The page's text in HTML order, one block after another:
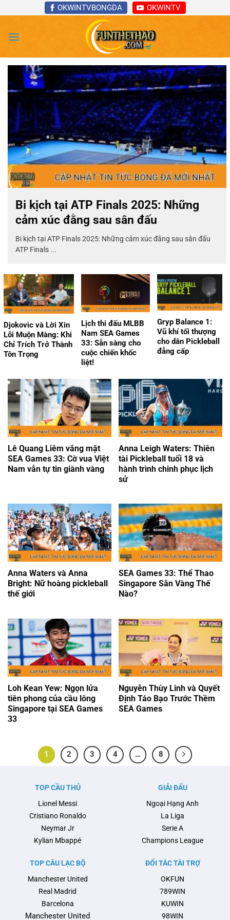
nội
OKWINTVBONGDA OKWINTV
Bi kịch tại ATP Finals 2025: Những
cảm xúc đằng sau sân đấu
Bi kịch tại ATP Finals 2025: Những cảm xúc đằng sau sân đấu
ATP Finals ...
Djokovic và Lời Xin
Lỗi Muộn Màng: Khi
Chỉ Trích Trở Thành
Tôn Trọng
Lịch thi đấu MLBB
Nam SEA Games
33: Sẵn sàng cho
cuộc chiến khốc
liệt!
Gryp Balance 1:
Vũ khí tối thượng
cho dân Pickleball
đẳng cấp
Lê Quang Liêm vắng mặt
SEA Games 33: Cờ vua Việt
Nam vẫn tự tin giành vàng
Anna Leigh Waters: Thiên
tài Pickleball tuổi 18 và
hành trình chinh phục lịch
sử
Anna Waters và Anna
Bright: Nữ hoàng pickleball
thế giới
SEA Games 33: Thể Thao
Singapore Săn Vàng Thế
Nào?
Loh Kean Yew: Ngọn lửa
tiên phong của cầu lông
Singapore tại SEA Games
33
Nguyễn Thùy Linh và Quyết
Định Táo Bạo Trước Thềm
SEA Games
1 2 3 4 … 8
TOP CẦU THỦ
Lionel Messi
Cristiano Ronaldo
Neymar Jr
Kylian Mbappé
GIẢI ĐẤU
Ngoại Hạng Anh
La Liga
Serie A
Champions League
TOP CÂU LẠC BỘ
Manchester United
Real Madrid
Barcelona
Manchester United
ĐỐI TÁC TÀI TRỢ
OKFUN
789WIN
KUWIN
98WIN